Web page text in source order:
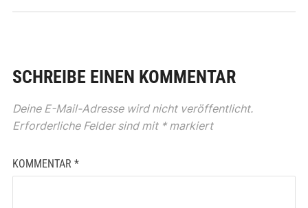
SCHREIBE EINEN KOMMENTAR
Deine E-Mail-Adresse wird nicht veröffentlicht.
Erforderliche Felder sind mit *markiert
KOMMENTAR *